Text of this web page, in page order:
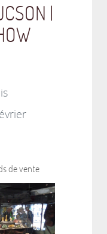
|
de vente